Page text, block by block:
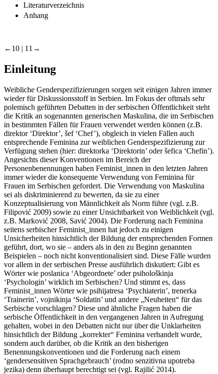
Literaturverzeichnis
Anhang
←10 | 11→
Einleitung
Weibliche Genderspezifizierungen sorgen seit einigen Jahren immer
wieder für Diskussionsstoff in Serbien. Im Fokus der oftmals sehr
polemisch geführten Debatten in der serbischen Öffentlichkeit steht
die Kritik an sogenannten generischen Maskulina, die im Serbischen
in bestimmten Fällen für Frauen verwendet werden können (z.B.
direktor‘Direktor’, šef‘Chef’), obgleich in vielen Fällen auch
entsprechende Feminina zur weiblichen Genderspezifizierung zur
Verfügung stehen (hier: direktorka ‘Direktorin’ oderšefica ‘Chefin’).
Angesichts dieser Konventionen im Bereich der
Personenbenennungen haben Feminist_innen in den letzten Jahren
immer wieder die konsequente Verwendung von Feminina für
Frauen im Serbischen gefordert. Die Verwendung von Maskulina
sei als diskriminierend zu bewerten, da sie zu einer
Konzeptualisierung von Männlichkeit als Norm führe (vgl. z.B.
Filipović 2009) sowie zu einer Unsichtbarkeit von Weiblichkeit (vgl.
z.B. Marković 2008, Savić 2004). Die Forderung nach Feminina
seitens serbischer Feminist_innen hat jedoch zu einigen
Unsicherheiten hinsichtlich der Bildung der entsprechenden Formen
geführt, dort, wo sie – anders als in den zu Beginn genannten
Beispielen – noch nicht konventionalisiert sind. Diese Fälle wurden
vor allem in der serbischen Presse ausführlich diskutiert: Gibt es
Wörter wie poslanica ‘Abgeordnete’ oderpsihološkinja
‘Psychologin’ wirklich im Serbischen? Und stimmt es, dass
Feminist_innen Wörter wie psihijatresa ‘Psychiaterin’, trenerka
‘Trainerin’, vojnikinja ‘Soldatin’ und andere „Neuheiten“ für das
Serbische vorschlagen? Diese und ähnliche Fragen haben die
serbische Öffentlichkeit in den vergangenen Jahren in Aufregung
gehalten, wobei in den Debatten nicht nur über die Unklarheiten
hinsichtlich der Bildung „korrekter“ Feminina verhandelt wurde,
sondern auch darüber, ob die Kritik an den bisherigen
Benennungskonventionen und die Forderung nach einem
‘gendersensitiven Sprachgebrauch’ (rodno senzitivna upotreba
jezika) denn überhaupt berechtigt sei (vgl. Rajilić 2014).